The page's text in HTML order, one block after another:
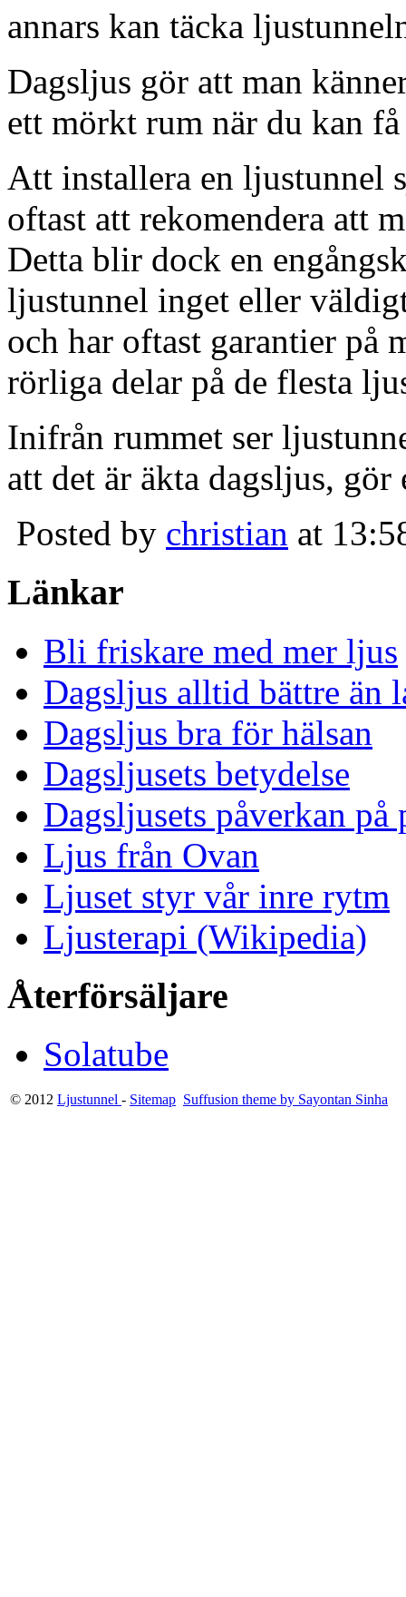
annars kan täcka
Dagsljus gör att man
ett mörkt rum när du kan
Att installera en ljustunnel
oftast att rekomendera att
Detta blir dock en
ljustunnel inget eller
och har oftast garantier på
rörliga delar på de flesta
Inifrån rummet ser
att det är äkta dagsljus,
Posted by christian at
Länkar
Bli friskare med mer ljus
Dagsljus alltid bättre än
Dagsljus bra för hälsan
Dagsljusets betydelse
Dagsljusets påverkan på
Ljus från Ovan
Ljuset styr vår inre rytm
Ljusterapi (Wikipedia)
Återförsäljare
Solatube
© 2012 Ljustunnel - Sitemap Suffusion theme by Sayontan Sinha